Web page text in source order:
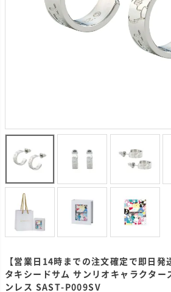
【営業日14時までの注文確定で即日発
タキシードサム サンリオキャラクター
ンレス SAST-P009SV